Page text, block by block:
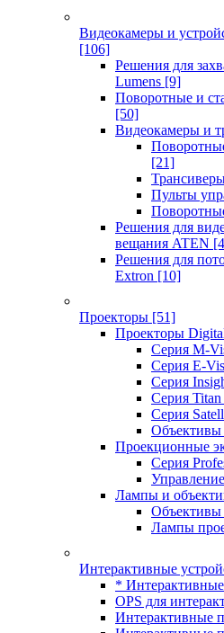
Видеокамеры и
[106]
Решения для
Lumens [9]
Поворотные и
[50]
Видеокамеры и
[21]
Пульты
Решения для
вещания ATEN
Решения для
Extron [10]
Проекторы [51]
Проекторы
Серия M-
Серия E-
Серия
Серия Titan
Серия
Объективы
Проекционные
Серия
Лампы и
Объективы
Лампы
Интерактивные
*
OPS для
Интерактивные